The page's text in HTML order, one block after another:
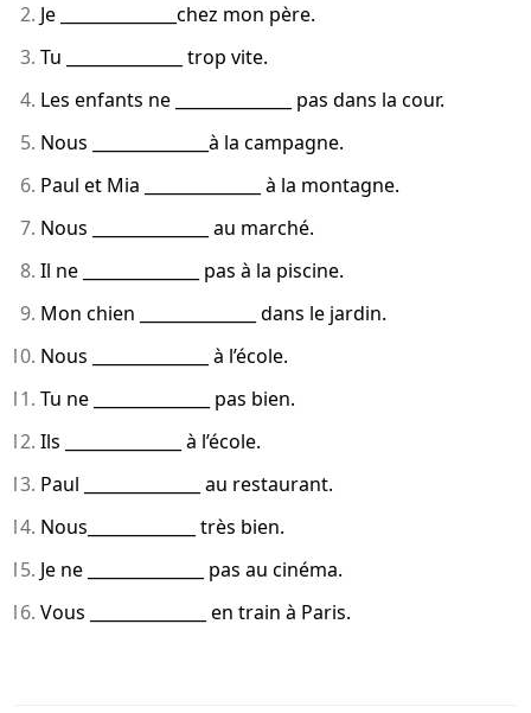
Je ______________chez mon père.
Tu ______________ trop vite.
Les enfants ne ______________ pas dans la cour.
Nous ______________à la campagne.
Paul et Mia ______________ à la montagne.
Nous ______________ au marché.
Il ne ______________ pas à la piscine.
Mon chien ______________ dans le jardin.
Nous ______________ à l’école.
Tu ne ______________ pas bien.
Ils ______________ à l’école.
Paul ______________ au restaurant.
Nous_____________ très bien.
Je ne ______________ pas au cinéma.
Vous ______________ en train à Paris.